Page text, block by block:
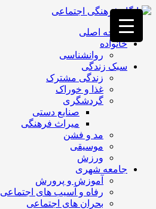
فصد
خون
غرب
تهران
خشکشویی
تصفیه
تهران
صفحه اصلی
خانواده
روانشناسی
سبک زندگی
زندگی مشترک
غذا و خوراک
گردشگری
صنایع دستی
میراث فرهنگی
مد و فشن
موسیقی
ورزش
جامعه شهری
آموزش و پرورش
رفاه و آسیب های اجتماعی
بحران های اجتماعی